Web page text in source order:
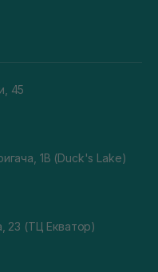
45
1В (Duck's Lake)
23 (ТЦ Екватор)